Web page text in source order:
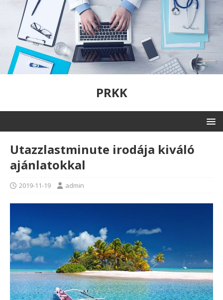
PRKK
Utazzlastminute irodája kiváló
ajánlatokkal
2019-11-19 admin